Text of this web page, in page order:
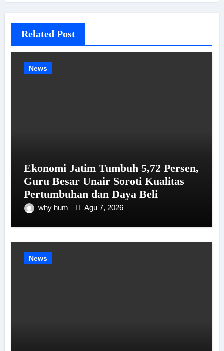
Related Post
News
Ekonomi Jatim Tumbuh 5,72 Persen,
Guru Besar Unair Soroti Kualitas
Pertumbuhan dan Daya Beli
why hum Agu 7, 2026
News